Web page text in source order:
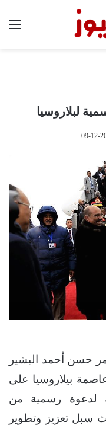
لبلاروسيا
حسن أحمد البشير
بيلاروسيا على
لدعوة رسمية من
سبل تعزيز وتطوير